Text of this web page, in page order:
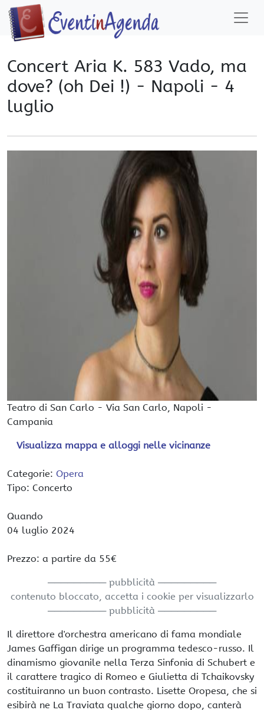
Concert Aria K. 583 Vado, ma
dove? (oh Dei !) - Napoli - 4
luglio
Teatro di San Carlo - Via San Carlo, Napoli -
Campania
Visualizza mappa e alloggi nelle vicinanze
Categorie: Opera
Tipo: Concerto
Quando
04 luglio 2024
Prezzo: a partire da 55€
───────── pubblicità ─────────
contenuto bloccato, accetta i cookie per visualizzarlo
───────── pubblicità ─────────
Il direttore d'orchestra americano di fama mondiale
James Gaffigan dirige un programma tedesco-russo. Il
dinamismo giovanile nella Terza Sinfonia di Schubert e
il carattere tragico di Romeo e Giulietta di Tchaikovsky
costituiranno un buon contrasto. Lisette Oropesa, che si
esibirà ne La Traviata qualche giorno dopo, canterà